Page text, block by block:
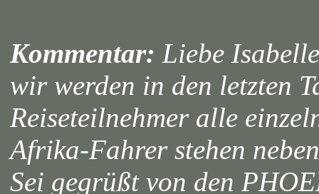
Kommentar: Liebe
wir werden in den letzten
Reiseteilnehmer alle
Afrika-Fahrer stehen
Sei gegrüßt von den